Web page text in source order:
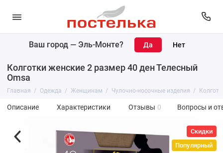
Ваш город — Эль-Монте?
Колготки женские 2 размер 40 ден Телесный
Omsa
Главная Одежда Женщинам Чулочно-носочные изделия
Описание Характеристики Отзывы 0 Вопросы и
Скидки
Популярный